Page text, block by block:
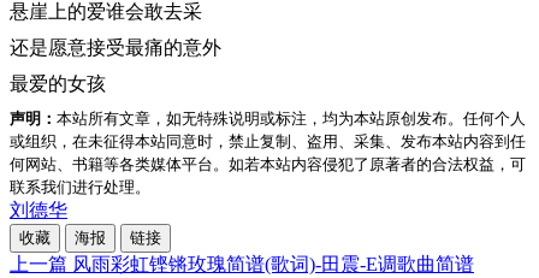
悬崖上的爱谁会敢去采
还是愿意接受最痛的意外
最爱的女孩
声明： 本站所有文章，如无特殊说明或标注，均为本站原创发布。任何个人
或组织，在未征得本站同意时，禁止复制、盗用、采集、发布本站内容到任
何网站、书籍等各类媒体平台。如若本站内容侵犯了原著者的合法权益，可
联系我们进行处理。
刘德华
收藏 海报 链接
上一篇 风雨彩虹铿锵玫瑰简谱(歌词)-田震-E调歌曲简谱